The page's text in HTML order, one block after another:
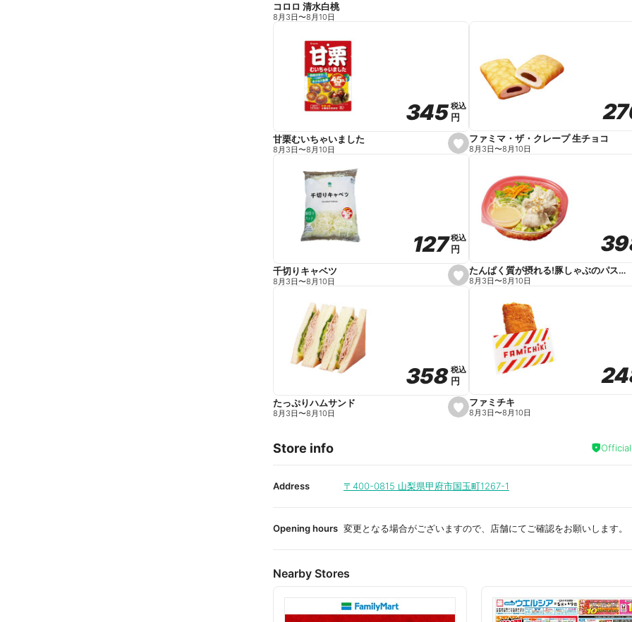
コロロ 清水白桃
8月3日〜8月10日
s
e
e
345
345税込
税込
円
円
甘栗むいちゃいました
8月3日〜8月10日
ファミマ・ザ・クレープ 生チョコ
8月3日〜8月10日
s
e
e
127
127税込
税込
円
円
千切りキャベツ
8月3日〜8月10日
たんぱく質が摂れる!豚しゃぶのパスタサラダ
8月3日〜8月10日
s
e
i
t
358
358税込
税込
円
円
たっぷりハムサンド
8月3日〜8月10日
ファミチキ
8月3日〜8月10日
Store info
Address 〒400-0815 山梨県甲府市国玉町1267-1
Opening hours 変更となる場合がございますので、店舗にてご確認をお願いします。
Nearby Stores